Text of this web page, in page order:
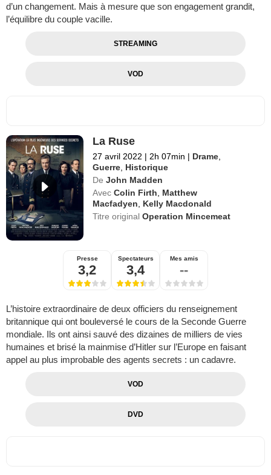
d’un changement. Mais à mesure que son engagement grandit,
l’équilibre du couple vacille.
STREAMING
VOD
La Ruse
27 avril 2022 | 2h 07min | Drame,
Guerre, Historique
De John Madden
Avec Colin Firth, Matthew
Macfadyen, Kelly Macdonald
Titre originalOperation Mincemeat
Presse
3,2
Spectateurs
3,4
Mes amis
--
L’histoire extraordinaire de deux officiers du renseignement
britannique qui ont bouleversé le cours de la Seconde Guerre
mondiale. Ils ont ainsi sauvé des dizaines de milliers de vies
humaines et brisé la mainmise d’Hitler sur l’Europe en faisant
appel au plus improbable des agents secrets : un cadavre.
VOD
DVD